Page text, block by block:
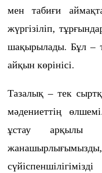
мен табиғи
жүргізіліп,
шақырылады. Бұл –
айқын көрінісі.
Тазалық – тек
мәдениеттің
ұстау арқылы